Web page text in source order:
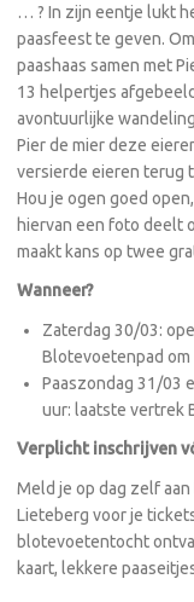
… ? In zijn eentje lukt
paasfeest te geven.
paashaas samen met
13 helpertjes
avontuurlijke
Pier de mier deze
versierde eieren terug
Hou je ogen goed
hiervan een foto deelt
maakt kans op twee
Wanneer?
Zaterdag 30/03:
Blotevoetenpad om
Paaszondag 31/03
uur: laatste vertrek
Verplicht inschrijven
Meld je op dag zelf
Lieteberg voor je
blotevoetentocht
kaart, lekkere